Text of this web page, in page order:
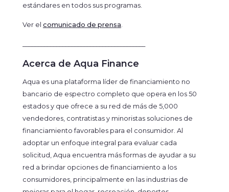
estándares en todos sus programas.
Ver el comunicado de prensa
Acerca de Aqua Finance
Aqua es una plataforma líder de financiamiento no
bancario de espectro completo que opera en los 50
estados y que ofrece a su red de más de 5,000
vendedores, contratistas y minoristas soluciones de
financiamiento favorables para el consumidor. Al
adoptar un enfoque integral para evaluar cada
solicitud, Aqua encuentra más formas de ayudar a su
red a brindar opciones de financiamiento a los
consumidores, principalmente en las industrias de